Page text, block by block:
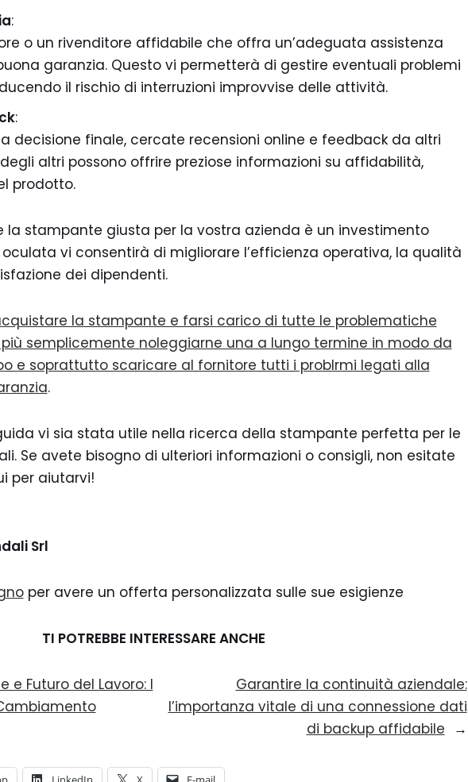
:
o un rivenditore affidabile che offra un’adeguata assistenza
garanzia. Questo vi permetterà di gestire eventuali problemi
il rischio di interruzioni improvvise delle attività.
:
decisione finale, cercate recensioni online e feedback da altri
altri possono offrire preziose informazioni su affidabilità,
prodotto.
la stampante giusta per la vostra azienda è un investimento
vi consentirà di migliorare l’efficienza operativa, la qualità
dei dipendenti.
la stampante e farsi carico di tutte le problematiche
più semplicemente noleggiarne una a lungo termine in modo da
e soprattutto scaricare al fornitore tutti i problrmi legati alla
.
vi sia stata utile nella ricerca della stampante perfetta per le
Se avete bisogno di ulteriori informazioni o consigli, non esitate
per aiutarvi!
Srl
per avere un offerta personalizzata sulle sue esigienze
TI POTREBBE INTERESSARE ANCHE
e Futuro del Lavoro: I
Garantire la continuità aziendale:
l’importanza vitale di una connessione dati
di backup affidabile
→